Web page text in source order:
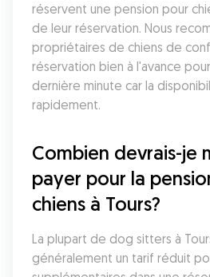
réservent une pension pour
de leur réservation. Nous
propriétaires de chiens de
réservation bien à l'avance
dernière minute car la
rapidement.
Combien devrais-je
payer pour la
chiens à Tours?
La plupart de dog sitters à
généralement un tarif réduit